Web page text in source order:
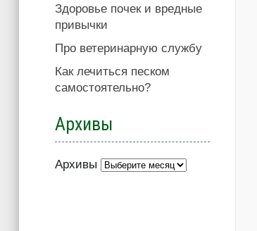
Здоровье почек и вредные
привычки
Про ветеринарную службу
Как лечиться песком
самостоятельно?
Архивы
Архивы